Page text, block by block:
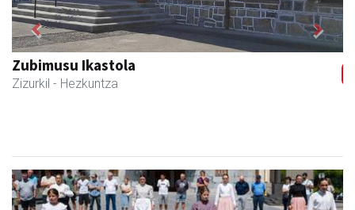
Zizurkilgo Udala
Zizurkil - Udaletxeak
Previous Next